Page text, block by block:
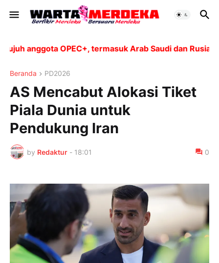
anggota OPEC+, termasuk Arab Saudi dan Rusia,
Beranda PD2026
AS Mencabut Alokasi Tiket
Piala Dunia untuk
Pendukung Iran
by Redaktur - 18:01 0